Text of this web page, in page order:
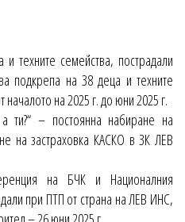
техните семейства, пострадали
подкрепа на 38 деца и техните
на 2025 г. до юни 2025 г.
ти?“ – постоянна набиране на
на застраховка КАСКО в ЗК ЛЕВ
на БЧК и Националния
при ПТП от страна на ЛЕВ ИНС,